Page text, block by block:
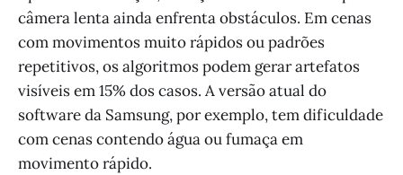
câmera lenta ainda enfrenta obstáculos. Em cenas
com movimentos muito rápidos ou padrões
repetitivos, os algoritmos podem gerar artefatos
visíveis em 15% dos casos. A versão atual do
software da Samsung, por exemplo, tem dificuldade
com cenas contendo água ou fumaça em
movimento rápido.